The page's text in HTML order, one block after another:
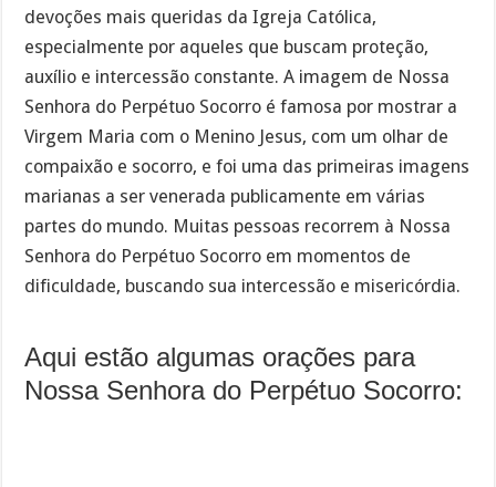
devoções mais queridas da Igreja Católica,
especialmente por aqueles que buscam proteção,
auxílio e intercessão constante. A imagem de Nossa
Senhora do Perpétuo Socorro é famosa por mostrar a
Virgem Maria com o Menino Jesus, com um olhar de
compaixão e socorro, e foi uma das primeiras imagens
marianas a ser venerada publicamente em várias
partes do mundo. Muitas pessoas recorrem à Nossa
Senhora do Perpétuo Socorro em momentos de
dificuldade, buscando sua intercessão e misericórdia.
Aqui estão algumas orações para
Nossa Senhora do Perpétuo Socorro: